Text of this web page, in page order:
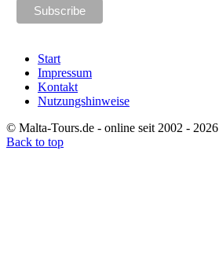
Start
Impressum
Kontakt
Nutzungshinweise
© Malta-Tours.de - online seit 2002 - 2026
Back to top